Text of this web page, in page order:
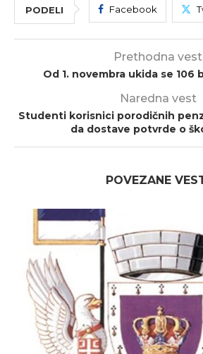
PODELI Facebook
Prethodna vest
Od 1. novembra ukida se 106
Naredna vest
Studenti korisnici porodičnih
da dostave potvrde o
POVEZANE